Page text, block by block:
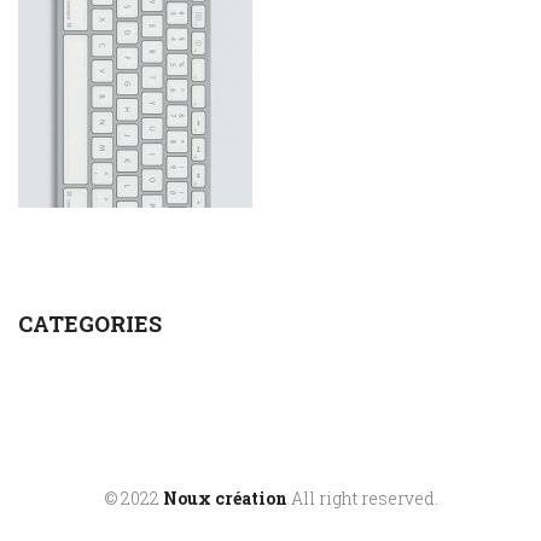
CATEGORIES
© 2022 Noux création All right reserved.